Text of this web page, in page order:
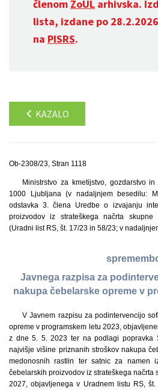
členom ZoUL arhivska.
lista, izdane po
na PISRS.
KAZALO
Ob-2308/23, Stran 1118
Ministrstvo za kmetijstvo, gozdarstvo
1000 Ljubljana (v nadaljnjem besedilu:
odstavka 3. člena Uredbe o izvajanju
proizvodov iz strateškega načrta skupne
(Uradni list RS, št. 17/23 in 58/23; v
Javnega razpisa za
nakupa čebelarske opreme v
V Javnem razpisu za podintervencijo
opreme v programskem letu 2023,
z dne 5. 5. 2023 ter na podlagi popravka
najvišje višine priznanih stroškov nakupa
medonosnih rastlin ter satnic za namen
čebelarskih proizvodov iz strateškega načrta
2027, objavljenega v Uradnem listu RS,